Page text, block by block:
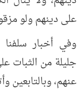
على دينهم ولو
وفي أخبار
جليلة من الثبات
عنهم، وبالتابعين